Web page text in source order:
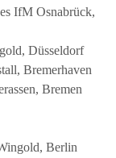
IfM Osnabrück,
Düsseldorf
Bremerhaven
Bremen
Berlin